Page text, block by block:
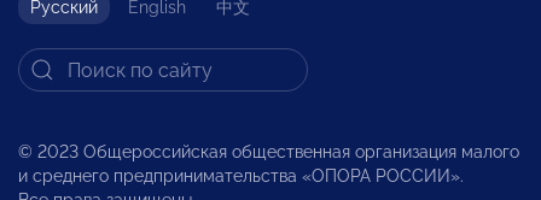
Русский English 中文
© 2023 Общероссийская общественная организация малого
и среднего предпринимательства «ОПОРА РОССИИ».